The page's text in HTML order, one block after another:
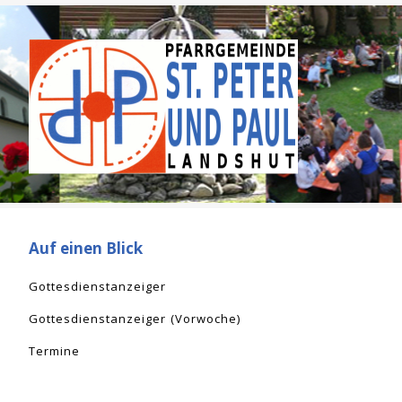
Auf einen Blick
Gottesdienstanzeiger
Gottesdienstanzeiger (Vorwoche)
Termine